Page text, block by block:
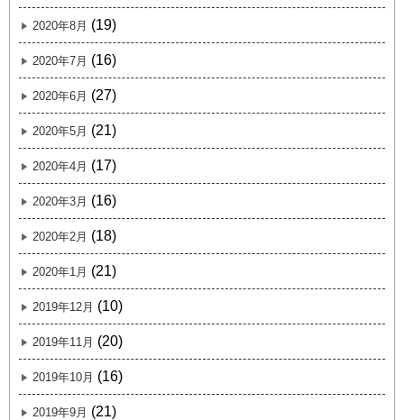
2020年8月 (19)
2020年7月 (16)
2020年6月 (27)
2020年5月 (21)
2020年4月 (17)
2020年3月 (16)
2020年2月 (18)
2020年1月 (21)
2019年12月 (10)
2019年11月 (20)
2019年10月 (16)
2019年9月 (21)